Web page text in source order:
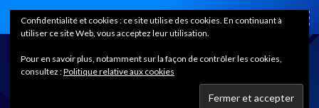
Home
Confidentialité et cookies : ce site utilise des cookies. En continuant à
utiliser ce site Web, vous acceptez leur utilisation.
Pour en savoir plus, notamment sur la façon de contrôler les cookies,
consultez :Politique relative aux cookies